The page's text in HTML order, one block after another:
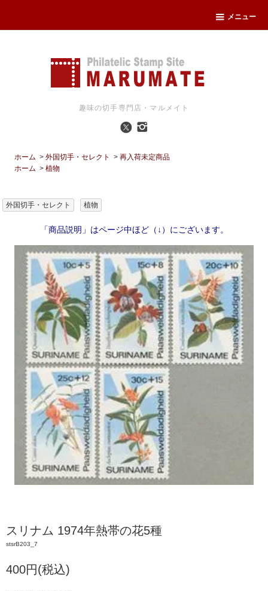
メニュー
趣味の切手専門店・マルメイト
ホーム >外国切手・セレクト >再入荷未定商品
ホーム >植物
外国切手・セレクト 植物
「商品説明」はページ中ほど（↓）にございます。
スリナム 1974年熱帯の花5種
stsrB203_7
400円(税込)